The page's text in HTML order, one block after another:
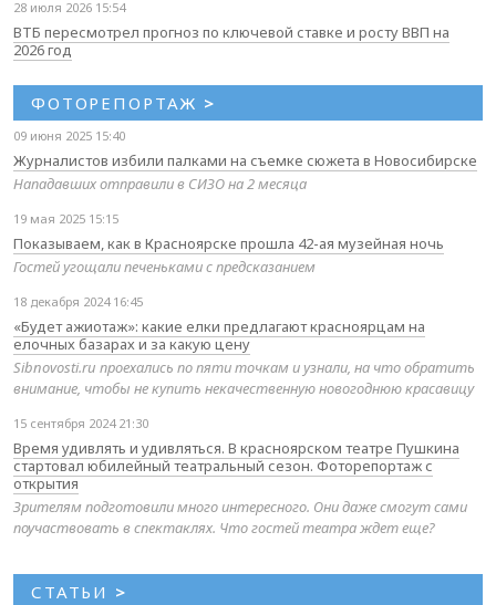
28 июля 2026 15:54
ВТБ пересмотрел прогноз по ключевой ставке и росту ВВП на
2026 год
ФОТОРЕПОРТАЖ >
09 июня 2025 15:40
Журналистов избили палками на съемке сюжета в Новосибирске
Нападавших отправили в СИЗО на 2 месяца
19 мая 2025 15:15
Показываем, как в Красноярске прошла 42-ая музейная ночь
Гостей угощали печеньками с предсказанием
18 декабря 2024 16:45
«Будет ажиотаж»: какие елки предлагают красноярцам на
елочных базарах и за какую цену
Sibnovosti.ru проехались по пяти точкам и узнали, на что обратить
внимание, чтобы не купить некачественную новогоднюю красавицу
15 сентября 2024 21:30
Время удивлять и удивляться. В красноярском театре Пушкина
стартовал юбилейный театральный сезон. Фоторепортаж с
открытия
Зрителям подготовили много интересного. Они даже смогут сами
поучаствовать в спектаклях. Что гостей театра ждет еще?
СТАТЬИ >